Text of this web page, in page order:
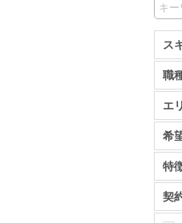
ス
職
エ
希
特
契